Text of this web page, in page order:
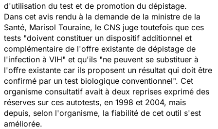
d'utilisation du test et de promotion du dépistage.
Dans cet avis rendu à la demande de la ministre de la
Santé, Marisol Touraine, le CNS juge toutefois que ces
tests "doivent constituer un dispositif additionnel et
complémentaire de l'offre existante de dépistage de
l'infection à VIH" et qu'ils "ne peuvent se substituer à
l'offre existante car ils proposent un résultat qui doit être
confirmé par un test biologique conventionnel". Cet
organisme consultatif avait à deux reprises exprimé des
réserves sur ces autotests, en 1998 et 2004, mais
depuis, selon l'organisme, la fiabilité de cet outil s'est
améliorée.